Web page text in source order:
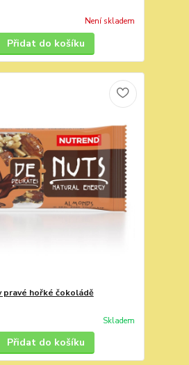
Není skladem
Přidat do košíku
pravé hořké čokoládě
Skladem
Přidat do košíku